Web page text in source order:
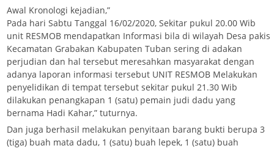
Awal Kronologi kejadian,”
Pada hari Sabtu Tanggal 16/02/2020, Sekitar pukul 20.00 Wib
unit RESMOB mendapatkan Informasi bila di wilayah Desa pakis
Kecamatan Grabakan Kabupaten Tuban sering di adakan
perjudian dan hal tersebut meresahkan masyarakat dengan
adanya laporan informasi tersebut UNIT RESMOB Melakukan
penyelidikan di tempat tersebut sekitar pukul 21.30 Wib
dilakukan penangkapan 1 (satu) pemain judi dadu yang
bernama Hadi Kahar,” tuturnya.
Dan juga berhasil melakukan penyitaan barang bukti berupa 3
(tiga) buah mata dadu, 1 (satu) buah lepek, 1 (satu) buah